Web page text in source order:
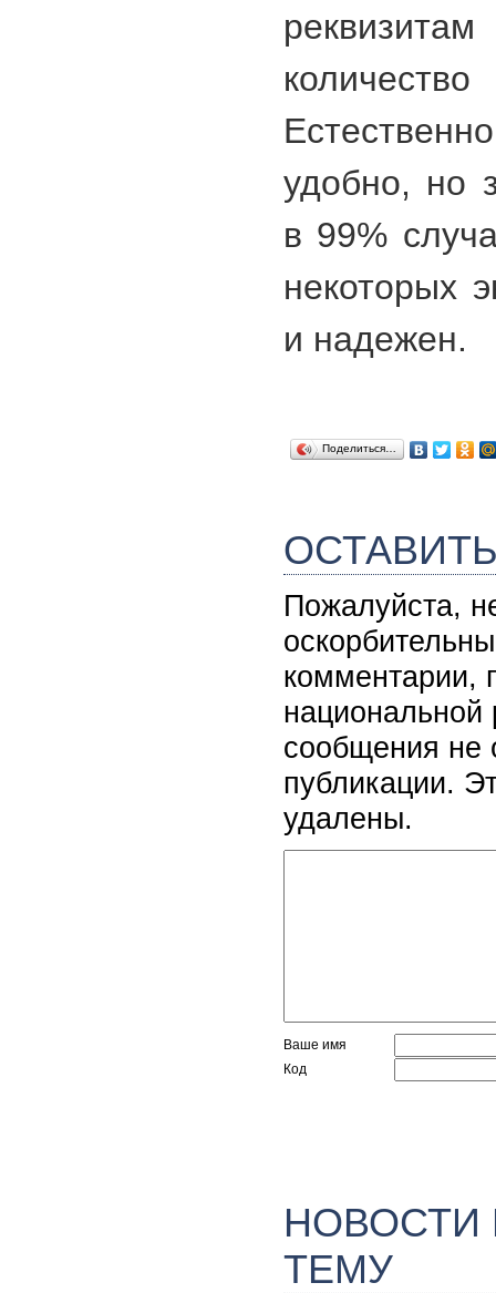
удобно, но
в 99%
некоторых
и надежен.
Поделиться…
Пожалуйста,
комментарии,
национальной
сообщения не
публикации.
удалены.
Ваше имя
Код
ТЕМУ